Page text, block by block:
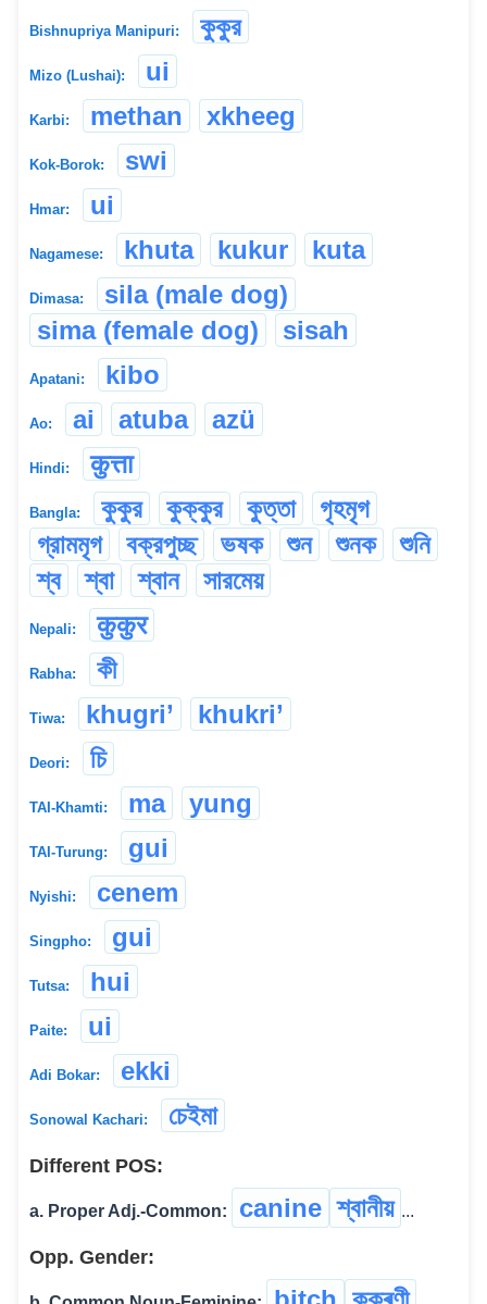
Bishnupriya Manipuri: কুকুর
Mizo (Lushai): ui
Karbi: methan xkheeg
Kok-Borok: swi
Hmar: ui
Nagamese: khuta kukur kuta
Dimasa:
sila (male dog)
sima (female dog)
sisah
Apatani: kibo
Ao: ai atuba azü
Hindi: कुत्ता
Bangla: কুকুর কুক্কুর কুত্তা
গৃহমৃগ
গ্রামমৃগ
বক্রপুচ্ছ ভষক শুন শুনক
শুনি
শ্ব
শ্বা শ্বান সারমেয়
Nepali: कुकुर
Rabha: কী
Tiwa: khugri’ khukri’
Deori: চি
TAI-Khamti: ma yung
TAI-Turung: gui
Nyishi: cenem
Singpho: gui
Tutsa: hui
Paite: ui
Adi Bokar: ekki
Sonowal Kachari: চেইমা
Different POS:
a. Proper Adj.-Common: canine শ্বানীয় ...
Opp. Gender: